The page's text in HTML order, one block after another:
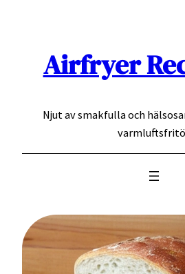
Airfryer
Njut av smakfulla och